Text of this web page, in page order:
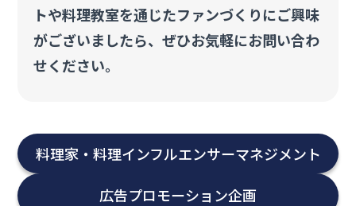
トや料理教室を通じたファンづくりにご興味
がございましたら、ぜひお気軽にお問い合わ
せください。
料理家・料理インフルエンサーマネジメント
広告プロモーション企画